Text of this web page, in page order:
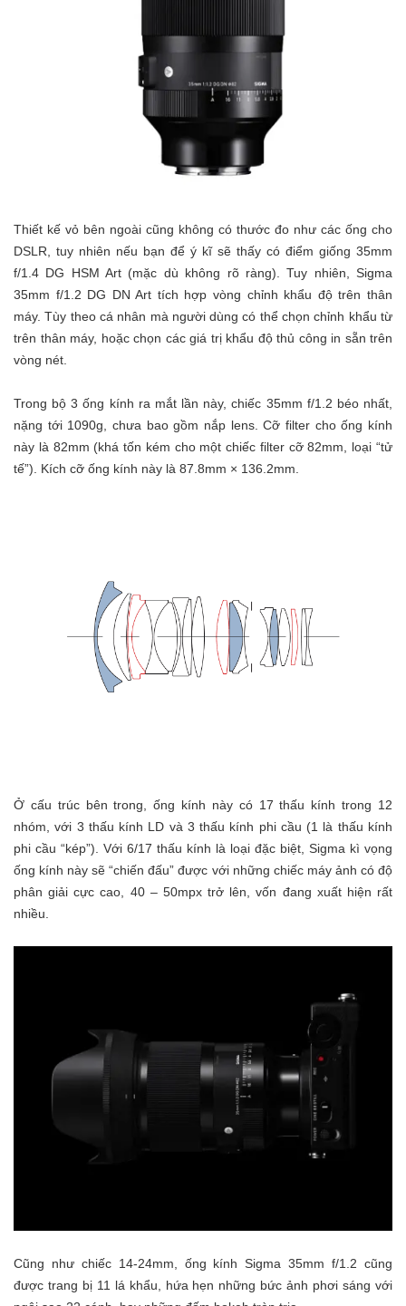
Thiết kế vỏ bên ngoài cũng không có thước đo như các ống cho
DSLR, tuy nhiên nếu bạn để ý kĩ sẽ thấy có điểm giống 35mm
f/1.4 DG HSM Art (mặc dù không rõ ràng). Tuy nhiên, Sigma
35mm f/1.2 DG DN Art tích hợp vòng chỉnh khẩu độ trên thân
máy. Tùy theo cá nhân mà người dùng có thể chọn chỉnh khẩu từ
trên thân máy, hoặc chọn các giá trị khẩu độ thủ công in sẵn trên
vòng nét.
Trong bộ 3 ống kính ra mắt lần này, chiếc 35mm f/1.2 béo nhất,
nặng tới 1090g, chưa bao gồm nắp lens. Cỡ filter cho ống kính
này là 82mm (khá tốn kém cho một chiếc filter cỡ 82mm, loại “tử
tế”). Kích cỡ ống kính này là 87.8mm × 136.2mm.
Ở cấu trúc bên trong, ống kính này có 17 thấu kính trong 12
nhóm, với 3 thấu kính LD và 3 thấu kính phi cầu (1 là thấu kính
phi cầu “kép”). Với 6/17 thấu kính là loại đặc biệt, Sigma kì vọng
ống kính này sẽ “chiến đấu” được với những chiếc máy ảnh có độ
phân giải cực cao, 40 – 50mpx trở lên, vốn đang xuất hiện rất
nhiều.
Cũng như chiếc 14-24mm, ống kính Sigma 35mm f/1.2 cũng
được trang bị 11 lá khẩu, hứa hẹn những bức ảnh phơi sáng với